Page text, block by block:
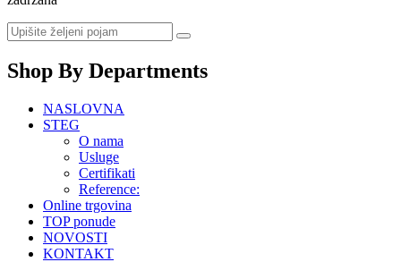
Shop By Departments
NASLOVNA
STEG
O nama
Usluge
Certifikati
Reference:
Online trgovina
TOP ponude
NOVOSTI
KONTAKT